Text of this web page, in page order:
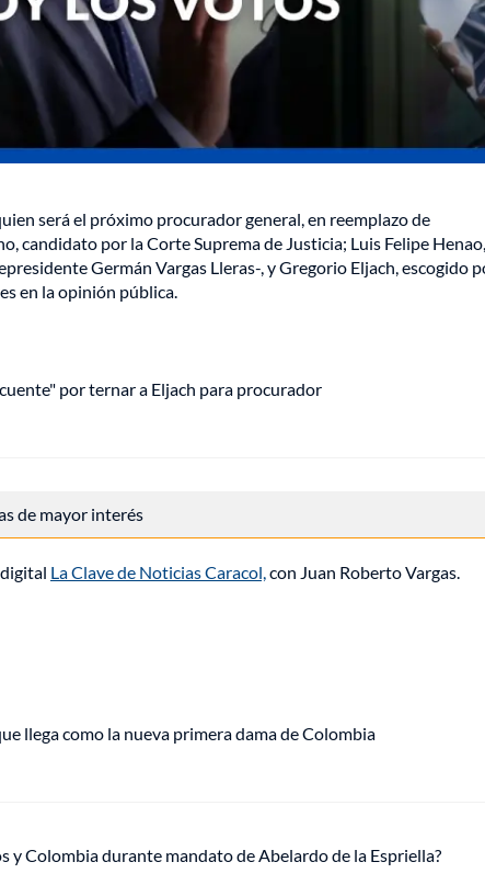
será el próximo procurador general, en reemplazo de
candidato por la Corte Suprema de Justicia; Luis Felipe Henao,
Germán Vargas Lleras-, y Gregorio Eljach, escogido
en la opinión pública.
por ternar a Eljach para procurador
de mayor interés
La Clave de Noticias Caracol,con Juan Roberto Vargas.
llega como la nueva primera dama de Colombia
y Colombia durante mandato de Abelardo de la Espriella?